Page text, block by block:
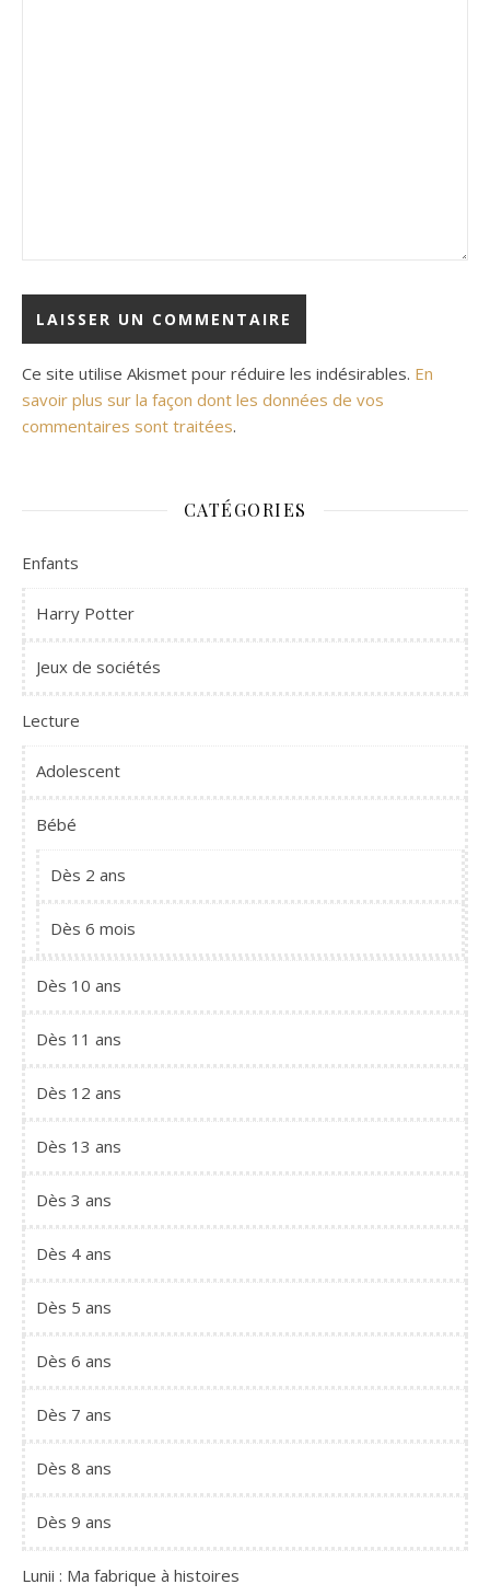
Ce site utilise Akismet pour réduire les indésirables. En
savoir plus sur la façon dont les données de vos
commentaires sont traitées.
CATÉGORIES
Enfants
Harry Potter
Jeux de sociétés
Lecture
Adolescent
Bébé
Dès 2 ans
Dès 6 mois
Dès 10 ans
Dès 11 ans
Dès 12 ans
Dès 13 ans
Dès 3 ans
Dès 4 ans
Dès 5 ans
Dès 6 ans
Dès 7 ans
Dès 8 ans
Dès 9 ans
Lunii : Ma fabrique à histoires